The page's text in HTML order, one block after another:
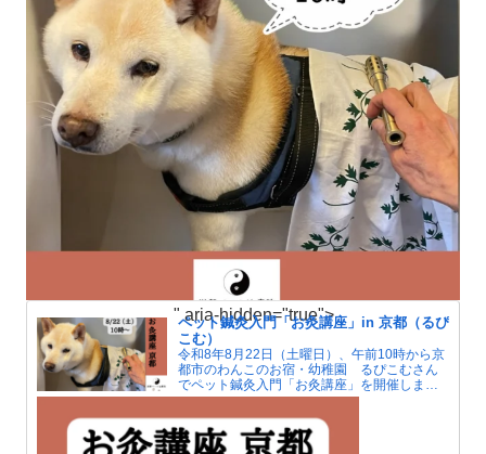
ペット鍼灸入門「お灸講座」in 京都（るぴ
こむ）
令和8年8月22日（土曜日）、午前10時から京
都市のわんこのお宿・幼稚園 るぴこむさん
でペット鍼灸入門「お灸講座」を開催しま
す。夏はエアコンによる冷えで人もペットも
自律神経が傷みがちです。お灸で血行をよく
して冷えを解消しましょう。
" aria-hidden="true">